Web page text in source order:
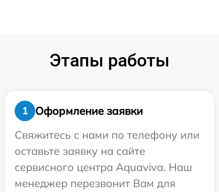
Этапы работы
1
Оформление заявки
Свяжитесь с нами по телефону или
оставьте заявку на сайте
сервисного центра Aquaviva. Наш
менеджер перезвонит Вам для